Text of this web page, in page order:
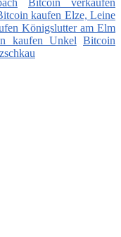
Bitcoin verkaufen
kaufen Elze, Leine
Königslutter am Elm
kaufen Unkel Bitcoin